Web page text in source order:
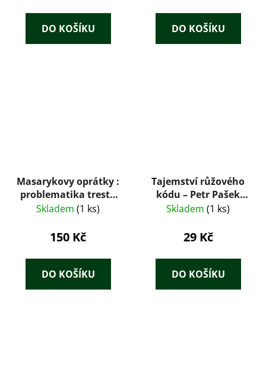
DO KOŠÍKU DO KOŠÍKU
Masarykovy oprátky :
problematika trestu
smrti v období první a
Československé
Skladem (1 ks)
150 Kč
DO KOŠÍKU
Tajemství růžového
kódu – Petr Pašek
(1970)
Skladem (1 ks)
29 Kč
DO KOŠÍKU